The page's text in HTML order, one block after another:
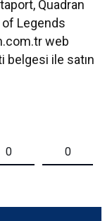
Quadran
of Legends
web
belgesi ile satın
0 0